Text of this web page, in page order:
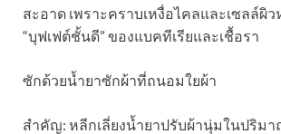
สะอาด เพราะคราบเหงื่อไคลและเซลล์ผิ
“บุฟเฟต์ชั้นดี” ของแบคทีเรียและเชื้อรา
ซักด้วยน้ำยาซักผ้าที่ถนอมใยผ้า
สำคัญ: หลีกเลี่ยงน้ำยาปรับผ้านุ่มในปริม